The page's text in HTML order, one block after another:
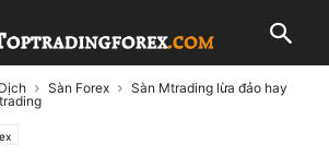
Sàn Forex
Sàn Mtrading lừa đảo hay